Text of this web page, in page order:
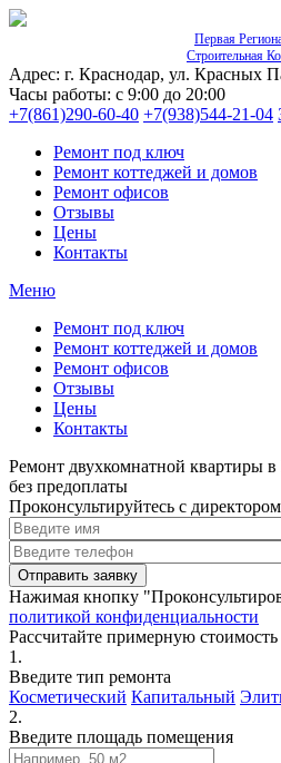
Первая
Строительная
Адрес: г. Краснодар, ул. Красных
Часы работы: с 9:00 до 20:00
+7(861)290-60-40 +7(938)544-21-04
Ремонт под ключ
Ремонт коттеджей и домов
Ремонт офисов
Отзывы
Цены
Контакты
Меню
Ремонт под ключ
Ремонт коттеджей и домов
Ремонт офисов
Отзывы
Цены
Контакты
Ремонт двухкомнатной квартиры в
без предоплаты
Проконсультируйтесь с
Нажимая кнопку
политикой конфиденциальности
Рассчитайте примерную
1.
Введите тип ремонта
Косметический Капитальный
2.
Введите площадь помещения